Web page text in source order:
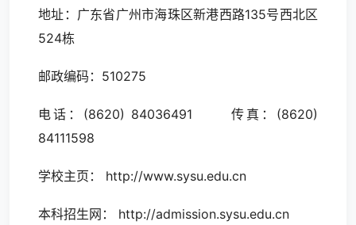
地址：广东省广州市海珠区新港西路135号西北区
524栋
邮政编码：510275
电话：(8620) 84036491 传真：(8620)
84111598
学校主页： http://www.sysu.edu.cn
本科招生网： http://admission.sysu.edu.cn